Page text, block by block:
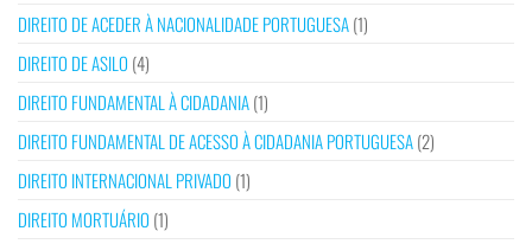
DIREITO DE ACEDER À NACIONALIDADE PORTUGUESA(1)
DIREITO DE ASILO (4)
DIREITO FUNDAMENTAL À CIDADANIA(1)
DIREITO FUNDAMENTAL DE ACESSO À CIDADANIA PORTUGUESA(2)
DIREITO INTERNACIONAL PRIVADO (1)
DIREITO MORTUÁRIO (1)